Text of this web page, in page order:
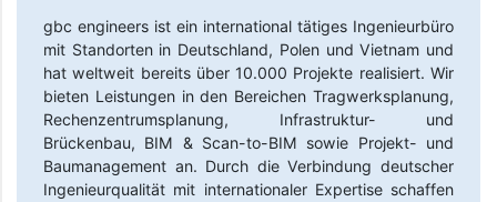
gbc engineers ist ein international tätiges Ingenieurbüro
mit Standorten in Deutschland, Polen und Vietnam und
hat weltweit bereits über 10.000 Projekte realisiert. Wir
bieten Leistungen in den Bereichen Tragwerksplanung,
Rechenzentrumsplanung, Infrastruktur- und
Brückenbau, BIM & Scan-to-BIM sowie Projekt- und
Baumanagement an. Durch die Verbindung deutscher
Ingenieurqualität mit internationaler Expertise schaffen